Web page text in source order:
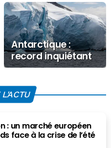
Antarctique :
record inquiétant
pour la banquise
: un marché européen
face à la crise de l’été